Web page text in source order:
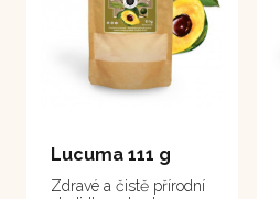
Lucuma 111 g
Zdravé a čistě přírodní